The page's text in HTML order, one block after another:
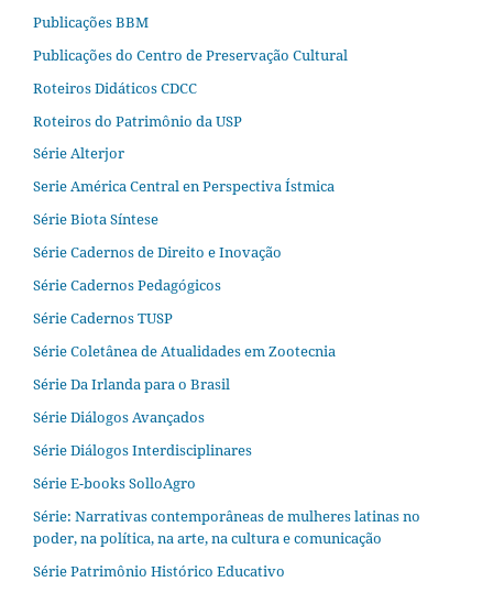
Publicações BBM
Publicações do Centro de Preservação Cultural
Roteiros Didáticos CDCC
Roteiros do Patrimônio da USP
Série Alterjor
Serie América Central en Perspectiva Ístmica
Série Biota Síntese
Série Cadernos de Direito e Inovação
Série Cadernos Pedagógicos
Série Cadernos TUSP
Série Coletânea de Atualidades em Zootecnia
Série Da Irlanda para o Brasil
Série Diálogos Avançados
Série Diálogos Interdisciplinares
Série E-books SolloAgro
Série: Narrativas contemporâneas de mulheres latinas no
poder, na política, na arte, na cultura e comunicação
Série Patrimônio Histórico Educativo